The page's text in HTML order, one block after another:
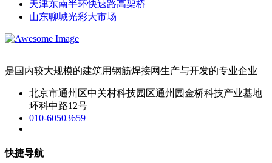
天津东南半环快速路高架桥
山东聊城光彩大市场
是国内较大规模的建筑用钢筋焊接网生产与开发的专业企业
北京市通州区中关村科技园区通州园金桥科技产业基地
环科中路12号
010-60503659
快捷导航